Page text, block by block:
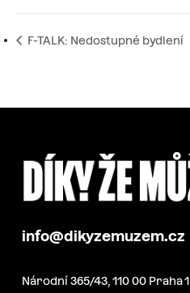
F-TALK: Nedostupné bydlení
info@dikyzemuzem.cz
Národní 365/43, 110 00 Praha 1